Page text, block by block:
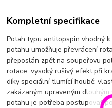
Kompletní specifikace
Potah typu antitopspin vhodný
potahu umožňuje převrácení
přeposlán zpět na soupeřovu
rotace; vysoký rušivý efekt při
díky speciální tlumící houbě;
zakázaným upraveným
potahu je potřeba postupovat